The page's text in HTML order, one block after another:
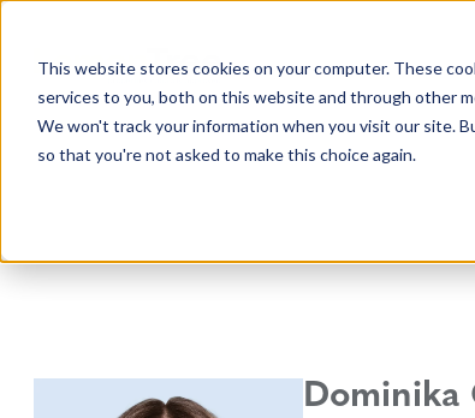
This website stores cookies on your computer. These
services to you, both on this website and through other
We won't track your information when you visit our site.
so that you're not asked to make this choice again.
Dominika